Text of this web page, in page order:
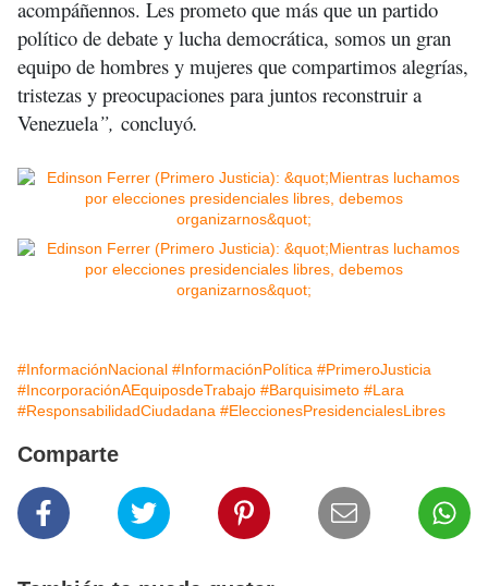
acompáñennos. Les prometo que más que un partido
político de debate y lucha democrática, somos un gran
equipo de hombres y mujeres que compartimos alegrías,
tristezas y preocupaciones para juntos reconstruir a
Venezuela”, concluyó.
#InformaciónNacional #InformaciónPolítica #PrimeroJusticia
#IncorporaciónAEquiposdeTrabajo #Barquisimeto #Lara
#ResponsabilidadCiudadana #EleccionesPresidencialesLibres
Comparte